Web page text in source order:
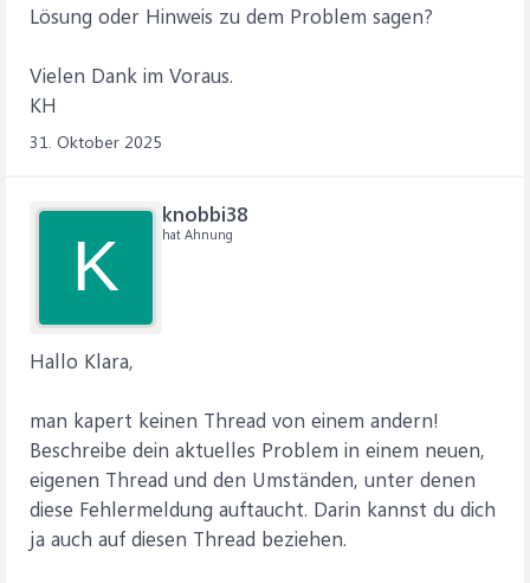
Lösung oder Hinweis zu dem Problem sagen?
Vielen Dank im Voraus.
KH
31. Oktober 2025
K
knobbi38
hat Ahnung
Hallo Klara,
man kapert keinen Thread von einem andern!
Beschreibe dein aktuelles Problem in einem neuen,
eigenen Thread und den Umständen, unter denen
diese Fehlermeldung auftaucht. Darin kannst du dich
ja auch auf diesen Thread beziehen.